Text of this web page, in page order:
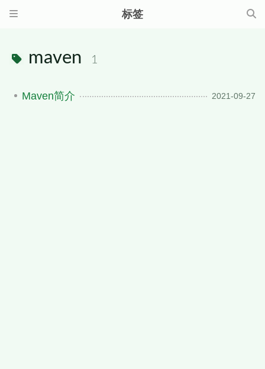
标签
maven 1
Maven简介 2021-09-27